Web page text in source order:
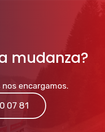
mudanza?
encargamos.
07 81